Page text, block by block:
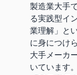
製造業大手
る実践型イ
業理解」と
に身につけ
大手メーカ
いています。